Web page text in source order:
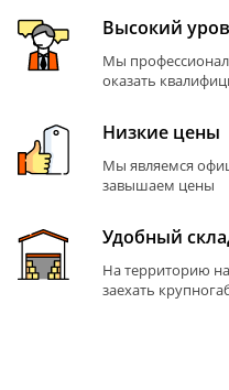
Высокий
Мы
оказать
Низкие цены
Мы являемся
завышаем цены
Удобный
На территорию
заехать